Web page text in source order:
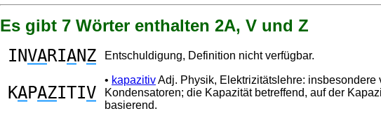
Es gibt 7 Wörter enthalten 2A, V und Z
INVARIANZ Entschuldigung, Definition nicht verfügbar.
KAPAZITIV
• kapazitivAdj. Physik, Elektrizitätslehre: insbesondere
Kondensatoren; die Kapazität betreffend, auf der
basierend.